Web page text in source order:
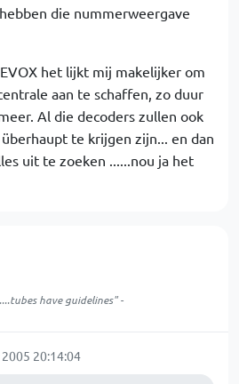
die nummerweergave
het lijkt mij makelijker om
aan te schaffen, zo duur
Al die decoders zullen ook
te krijgen zijn... en dan
uit te zoeken ......nou ja het
have guidelines" -
20:14:04